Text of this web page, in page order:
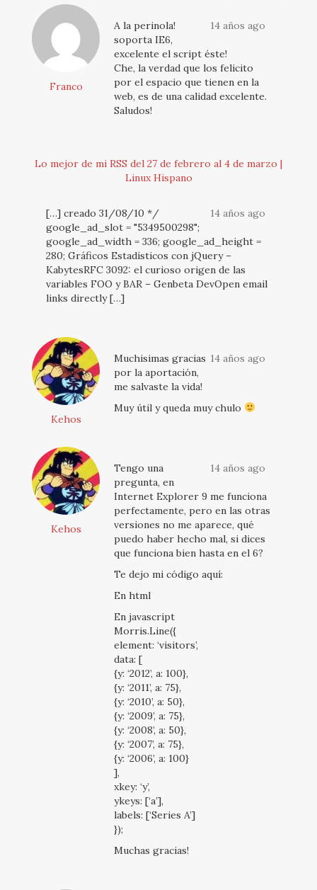
Franco
14 años ago
A la perinola!
soporta IE6,
excelente el script éste!
Che, la verdad que los felicito
por el espacio que tienen en la
web, es de una calidad excelente.
Saludos!
Lo mejor de mi RSS del 27 de febrero al 4 de marzo |
Linux Hispano
14 años ago
[…] creado 31/08/10 */
google_ad_slot = "5349500298";
google_ad_width = 336; google_ad_height =
280; Gráficos Estadísticos con jQuery –
KabytesRFC 3092: el curioso origen de las
variables FOO y BAR – Genbeta DevOpen email
links directly […]
Kehos
14 años ago
Muchisimas gracias
por la aportación,
me salvaste la vida!
Muy útil y queda muy chulo
Kehos
14 años ago
Tengo una
pregunta, en
Internet Explorer 9 me funciona
perfectamente, pero en las otras
versiones no me aparece, qué
puedo haber hecho mal, si dices
que funciona bien hasta en el 6?
Te dejo mi código aquí:
En html
En javascript
Morris.Line({
element: ‘visitors’,
data: [
{y: ‘2012’, a: 100},
{y: ‘2011’, a: 75},
{y: ‘2010’, a: 50},
{y: ‘2009’, a: 75},
{y: ‘2008’, a: 50},
{y: ‘2007’, a: 75},
{y: ‘2006’, a: 100}
],
xkey: ‘y’,
ykeys: [‘a’],
labels: [‘Series A’]
});
Muchas gracias!